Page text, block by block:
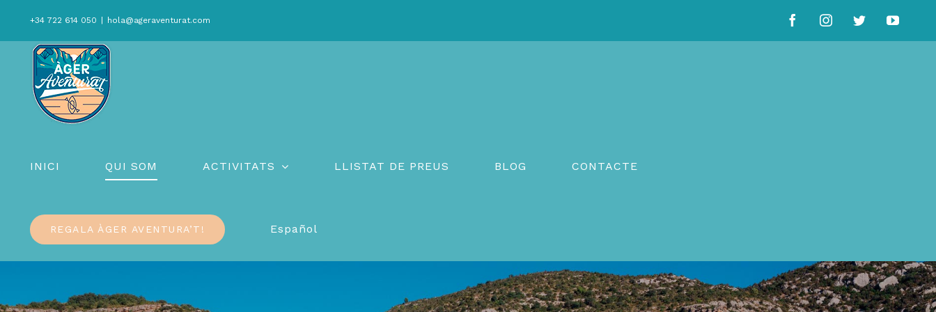
content
+34 722 614 050 hola@ageraventurat.com FacebookInstagramTwitter
INICI QUI SOM ACTIVITATS LLISTAT DE PREUS BLOG CONTACTE
REGALA ÀGER AVENTURA’T! Español